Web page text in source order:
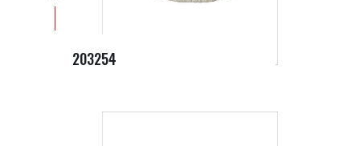
203254